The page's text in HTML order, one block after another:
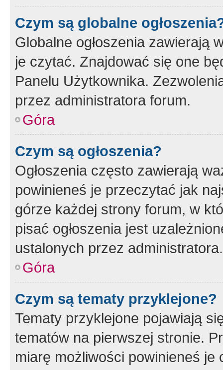
Czym są globalne
Globalne ogłoszenia zawierają
je czytać. Znajdować się one
Panelu Użytkownika.
przez administratora forum.
Góra
Czym są ogłoszenia?
Ogłoszenia często zawierają
powinieneś je przeczytać jak
górze każdej strony forum, w
pisać ogłoszenia jest
ustalonych przez administratora.
Góra
Czym są tematy przyklejone?
Tematy przyklejone pojawiają
tematów na pierwszej stronie.
miarę możliwości powinieneś je